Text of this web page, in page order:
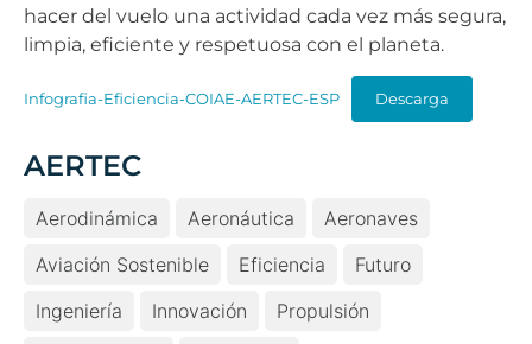
hacer del vuelo una actividad cada vez más segura,
limpia, eficiente y respetuosa con el planeta.
Infografia-Eficiencia-COIAE-AERTEC-ESP Descarga
AERTEC
Aerodinámica Aeronáutica
Aeronaves
Aviación Sostenible
Eficiencia
Futuro
Ingeniería
Innovación
Propulsión